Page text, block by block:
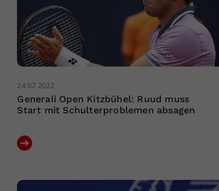
24.07.2022
Generali Open Kitzbühel: Ruud muss
Start mit Schulterproblemen absagen